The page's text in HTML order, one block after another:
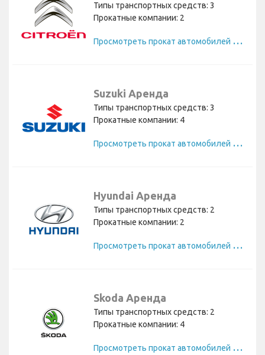
Типы транспортных средств: 3
Прокатные компании: 2
П
росмотреть прокат автомобилей Citroen
Suzuki Аренда
Типы транспортных средств: 3
Прокатные компании: 4
П
росмотреть прокат автомобилей Suzuki
Hyundai Аренда
Типы транспортных средств: 2
Прокатные компании: 2
П
росмотреть прокат автомобилей Hyundai
Skoda Аренда
Типы транспортных средств: 2
Прокатные компании: 4
П
росмотреть прокат автомобилей Skoda